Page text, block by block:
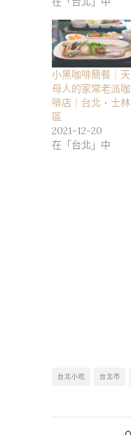
小黑咖啡簡餐｜天
母人的家常老派咖
啡店｜台北・士林
區
2021-12-20
在「台北」中
台北小吃 台北市